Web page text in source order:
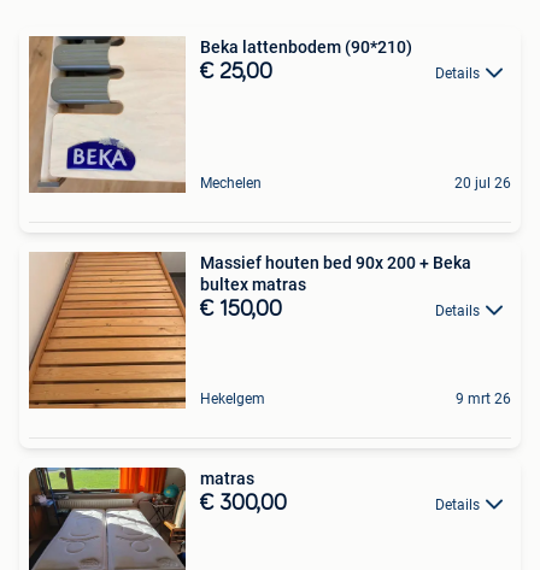
Beka lattenbodem (90*210)
€ 25,00 Details
Mechelen 20 jul 26
Massief houten bed 90x 200 + Beka
bultex matras
€ 150,00 Details
Hekelgem 9 mrt 26
matras
€ 300,00 Details